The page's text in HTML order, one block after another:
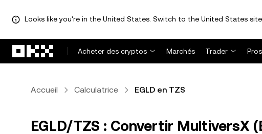
Looks like you're in the United States. Switch to the United States
Acheter des cryptos
Marchés Trader
Accueil Calculatrice EGLD en TZS
EGLD/TZS : Convertir MultiversX